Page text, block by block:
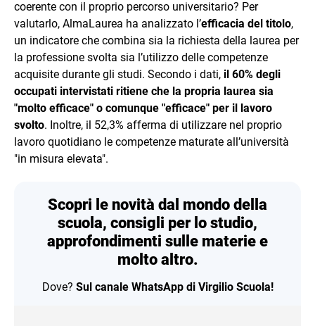
coerente con il proprio percorso universitario? Per
valutarlo, AlmaLaurea ha analizzato l’efficacia del titolo,
un indicatore che combina sia la richiesta della laurea per
la professione svolta sia l’utilizzo delle competenze
acquisite durante gli studi. Secondo i dati, il 60% degli
occupati intervistati ritiene che la propria laurea sia
"molto efficace" o comunque "efficace" per il lavoro
svolto. Inoltre, il 52,3% afferma di utilizzare nel proprio
lavoro quotidiano le competenze maturate all’università
"in misura elevata".
Scopri le novità dal mondo della
scuola, consigli per lo studio,
approfondimenti sulle materie e
molto altro.
Dove? Sul canale WhatsApp di Virgilio Scuola!